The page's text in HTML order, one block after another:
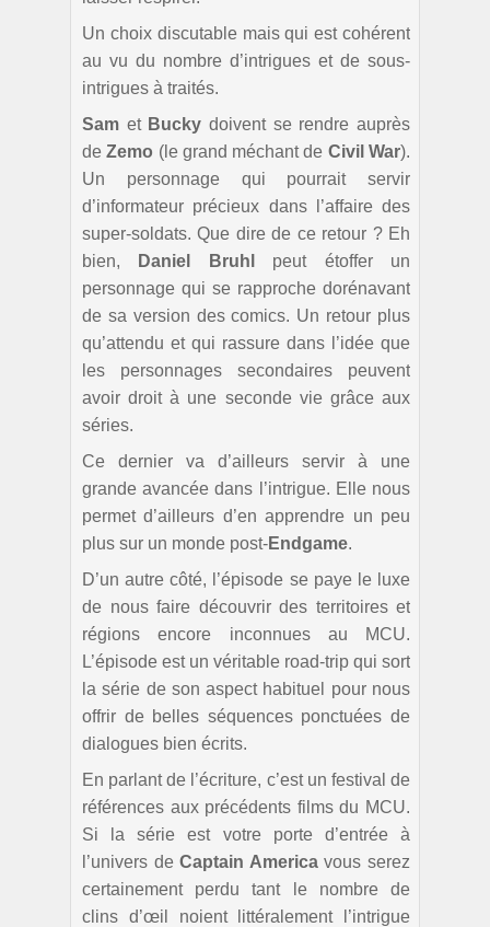
Un choix discutable mais qui est cohérent
au vu du nombre d’intrigues et de sous-
intrigues à traités.
Sam et Bucky doivent se rendre auprès
deZemo (le grand méchant de Civil War).
Un personnage qui pourrait servir
d’informateur précieux dans l’affaire des
super-soldats. Que dire de ce retour ? Eh
bien,
Daniel Bruhl
peut étoffer un
personnage qui se rapproche dorénavant
de sa version des comics. Un retour plus
qu’attendu et qui rassure dans l’idée que
les personnages secondaires peuvent
avoir droit à une seconde vie grâce aux
séries.
Ce dernier va d’ailleurs servir à une
grande avancée dans l’intrigue. Elle nous
permet d’ailleurs d’en apprendre un peu
plus sur un monde post-Endgame.
D’un autre côté, l’épisode se paye le luxe
de nous faire découvrir des territoires et
régions encore inconnues au MCU.
L’épisode est un véritable road-trip qui sort
la série de son aspect habituel pour nous
offrir de belles séquences ponctuées de
dialogues bien écrits.
En parlant de l’écriture, c’est un festival de
références aux précédents films du MCU.
Si la série est votre porte d’entrée à
l’univers deCaptain Americavous serez
certainement perdu tant le nombre de
clins d’œil noient littéralement l’intrigue